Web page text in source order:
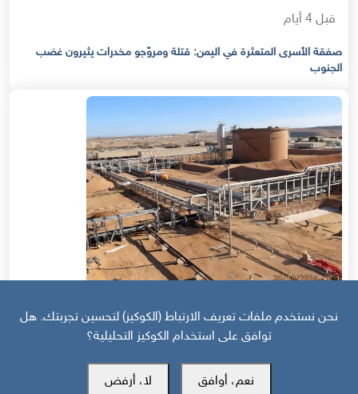
قبل 4 أيام
صفقة الأسرى المتعثرة في اليمن: قتلة ومروّجو مخدرات يثيرون غضب
الجنوب
قبل 12 يوم
نحن نستخدم ملفات تعريف الارتباط (الكوكيز) لتحسين تجربتك. هل
توافق على استخدام الكوكيز التحليلية؟
نعم، أوافق لا، أرفض